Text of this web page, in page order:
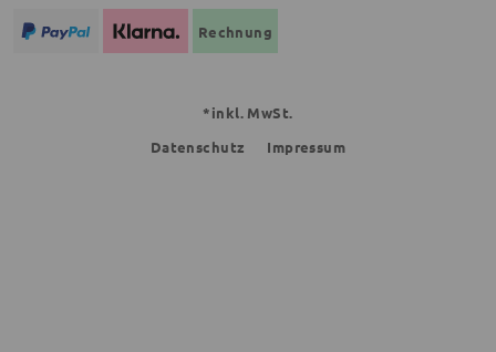
Rechnung
*inkl. MwSt.
Datenschutz
Impressum